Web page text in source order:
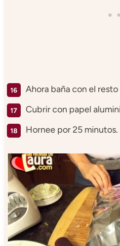
Ahora baña con el resto
Cubrir con papel
Hornee por 25 minutos.